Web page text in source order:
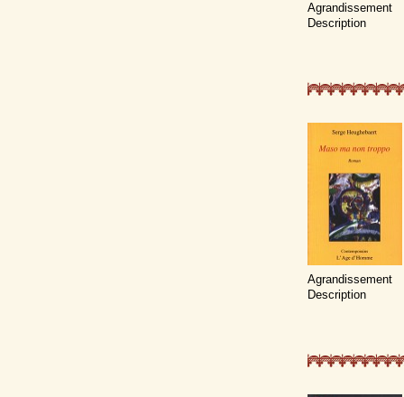
Agrandissement
Description
Agrandissement
Description